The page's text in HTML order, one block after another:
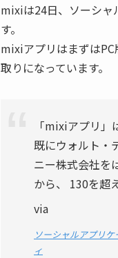
mixiは24日、ソーシャ
す。
mixiアプリはまずは
取りになっています。
「mixiアプリ
既にウォルト・
ニー株式会社を
から、 130を超
via
ソーシャルアプリ
ィ